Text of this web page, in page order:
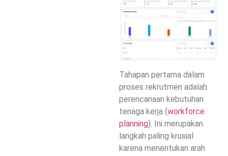
Tahapan pertama dalam
proses rekrutmen adalah
perencanaan kebutuhan
tenaga kerja (workforce
planning). Ini merupakan
langkah paling krusial
karena menentukan arah